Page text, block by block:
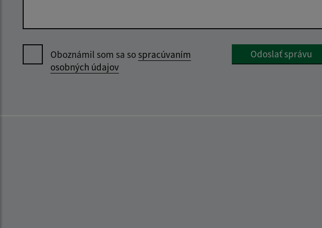
Oboznámil som sa sospracúvaním
osobných údajov
Google reCaptcha Response
Odoslať správu